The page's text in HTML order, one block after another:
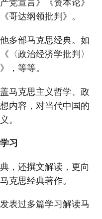
党宣言》《资本论》
哥达纲领批判》。
部马克思经典。如
〈政治经济学批判〉
，等等。
克思主义哲学、政
内容，对当代中国的
。
习
还撰文解读，更向
克思经典著作。
过多篇学习解读马